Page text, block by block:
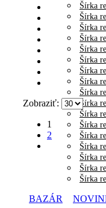
Šírka
Šírka
Šírka
Šírka
Šírka
Šírka
Šírka
Šírka
Šírka
Šírka
Šírka
Šírka
Šírka
Šírka
Šírka
Šírka
Šírka
BAZÁR
Zobraziť:
1
2